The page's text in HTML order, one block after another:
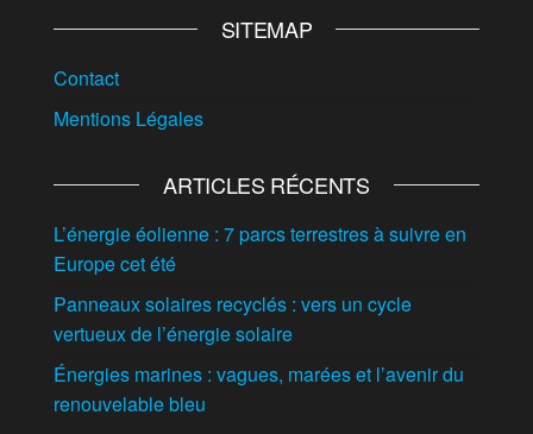
SITEMAP
Contact
Mentions Légales
ARTICLES RÉCENTS
L’énergie éolienne : 7 parcs terrestres à suivre en
Europe cet été
Panneaux solaires recyclés : vers un cycle
vertueux de l’énergie solaire
Énergies marines : vagues, marées et l’avenir du
renouvelable bleu